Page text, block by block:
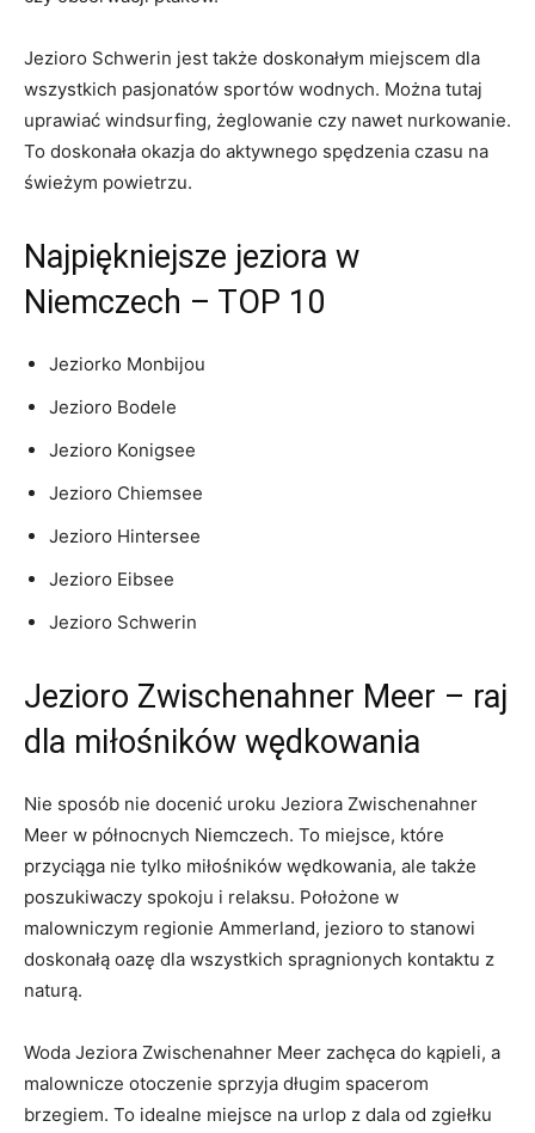
Jezioro Schwerin jest także doskonałym miejscem dla
wszystkich pasjonatów⁤ sportów wodnych.⁤ Można tutaj‍
uprawiać windsurfing, żeglowanie czy nawet​ nurkowanie.
To doskonała okazja do aktywnego spędzenia czasu na
świeżym powietrzu.
Najpiękniejsze jeziora w
Niemczech – TOP 10
Jeziorko Monbijou
Jezioro Bodele
Jezioro Konigsee
Jezioro Chiemsee
Jezioro Hintersee
Jezioro Eibsee
Jezioro Schwerin
Jezioro ⁣Zwischenahner Meer – raj
dla miłośników wędkowania
Nie sposób nie docenić uroku Jeziora Zwischenahner
Meer⁤ w północnych Niemczech.‌ To miejsce, które
przyciąga nie tylko miłośników wędkowania, ale także
poszukiwaczy⁤ spokoju i relaksu. Położone w
malowniczym regionie Ammerland, jezioro to stanowi
doskonałą oazę dla wszystkich spragnionych kontaktu z
naturą.
Woda​ Jeziora Zwischenahner‌ Meer zachęca do kąpieli, ​a
malownicze otoczenie sprzyja długim spacerom
brzegiem. To idealne ⁤miejsce ‌na urlop z dala od zgiełku